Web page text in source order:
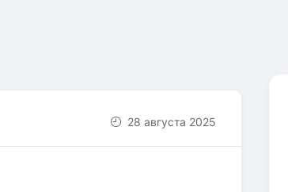
28 августа 2025